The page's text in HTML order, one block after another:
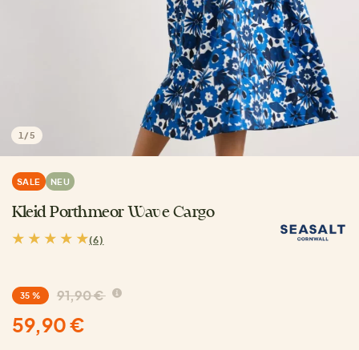
1 /5
SALE NEU
Kleid Porthmeor Wave Cargo
(6)
35 % 91,90 €
59,90 €